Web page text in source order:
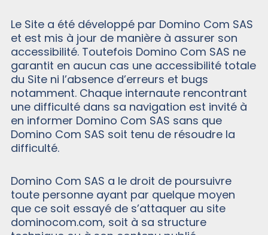
Le Site a été développé par Domino Com SAS
et est mis à jour de manière à assurer son
accessibilité. Toutefois Domino Com SAS ne
garantit en aucun cas une accessibilité totale
du Site ni l’absence d’erreurs et bugs
notamment. Chaque internaute rencontrant
une difficulté dans sa navigation est invité à
en informer Domino Com SAS sans que
Domino Com SAS soit tenu de résoudre la
difficulté.
Domino Com SAS a le droit de poursuivre
toute personne ayant par quelque moyen
que ce soit essayé de s’attaquer au site
dominocom.com, soit à sa structure